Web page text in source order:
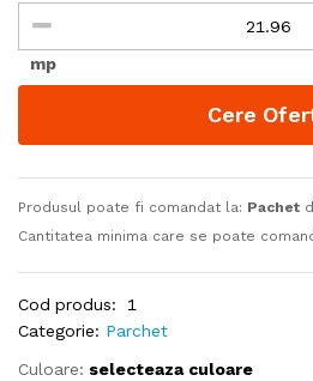
mp
Cere
Produsul poate fi comandat la: Pachet
Cantitatea minima care se poate
Cod produs:
1
Categorie: Parchet
Culoare: selecteaza culoare